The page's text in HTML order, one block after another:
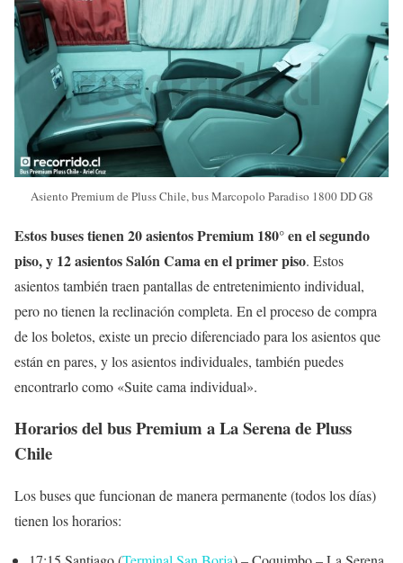
Asiento Premium de Pluss Chile, bus Marcopolo Paradiso 1800 DD G8
Estos buses tienen 20 asientos Premium 180° en el segundo
piso, y 12 asientos Salón Cama en el primer piso. Estos
asientos también traen pantallas de entretenimiento individual,
pero no tienen la reclinación completa. En el proceso de compra
de los boletos, existe un precio diferenciado para los asientos que
están en pares, y los asientos individuales, también puedes
encontrarlo como «Suite cama individual».
Horarios del bus Premium a La Serena de Pluss
Chile
Los buses que funcionan de manera permanente (todos los días)
tienen los horarios: